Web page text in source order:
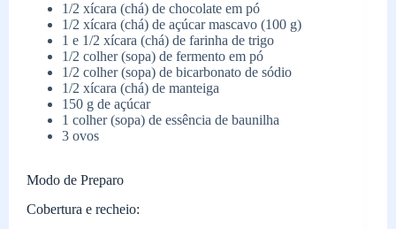
1/2 xícara (chá) de chocolate em pó
1/2 xícara (chá) de açúcar mascavo (100 g)
1 e 1/2 xícara (chá) de farinha de trigo
1/2 colher (sopa) de fermento em pó
1/2 colher (sopa) de bicarbonato de sódio
1/2 xícara (chá) de manteiga
150 g de açúcar
1 colher (sopa) de essência de baunilha
3 ovos
Modo de Preparo
Cobertura e recheio: